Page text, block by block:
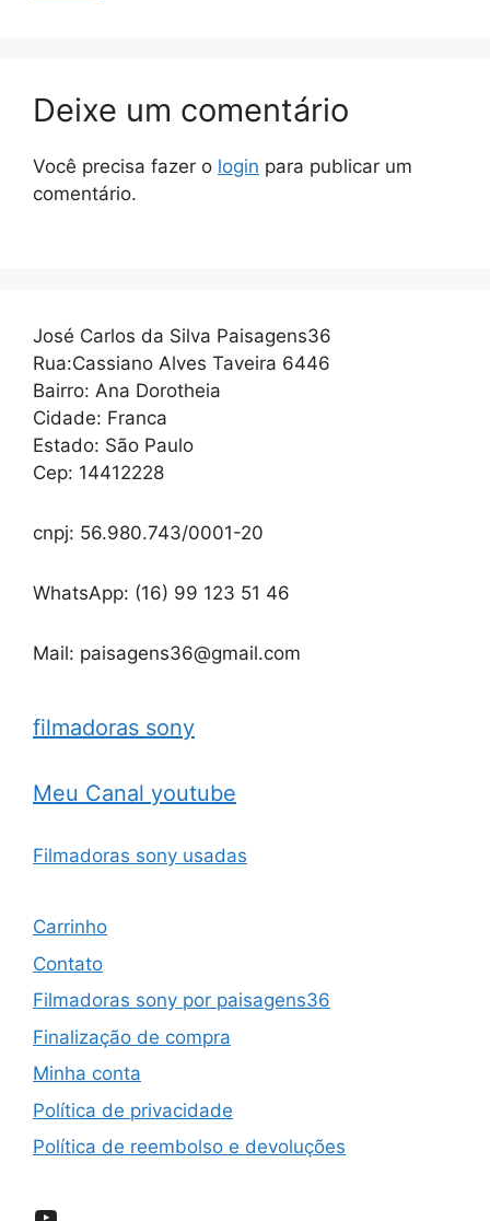
Deixe um comentário
Você precisa fazer o login para publicar um
comentário.
José Carlos da Silva Paisagens36
Rua:Cassiano Alves Taveira 6446
Bairro: Ana Dorotheia
Cidade: Franca
Estado: São Paulo
Cep: 14412228
cnpj: 56.980.743/0001-20
WhatsApp: (16) 99 123 51 46
Mail: paisagens36@gmail.com
filmadoras sony
Meu Canal youtube
Filmadoras sony usadas
Carrinho
Contato
Filmadoras sony por paisagens36
Finalização de compra
Minha conta
Política de privacidade
Política de reembolso e devoluções